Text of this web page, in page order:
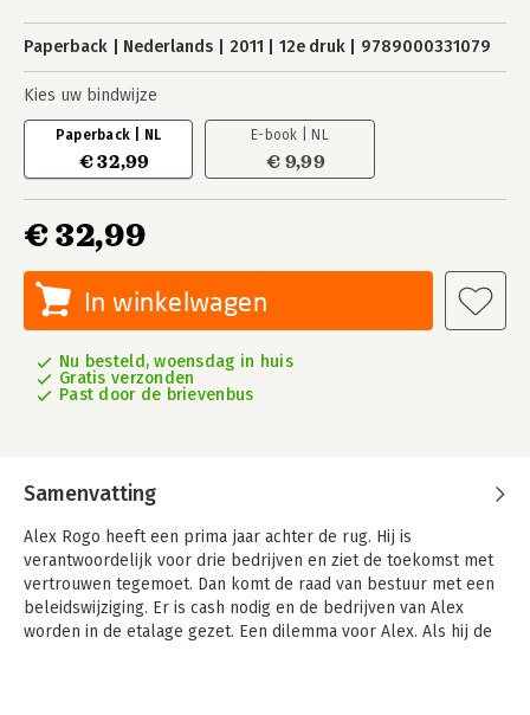
Paperback Nederlands 2011 12e druk 9789000331079
Kies uw bindwijze
Paperback | NL
€ 32,99
E-book | NL
€ 9,99
€ 32,99
In winkelwagen
Nu besteld, woensdag in huis
Gratis verzonden
Past door de brievenbus
Samenvatting
Alex Rogo heeft een prima jaar achter de rug. Hij is
verantwoordelijk voor drie bedrijven en ziet de toekomst met
vertrouwen tegemoet. Dan komt de raad van bestuur met een
beleidswijziging. Er is cash nodig en de bedrijven van Alex
worden in de etalage gezet. Een dilemma voor Alex. Als hij de